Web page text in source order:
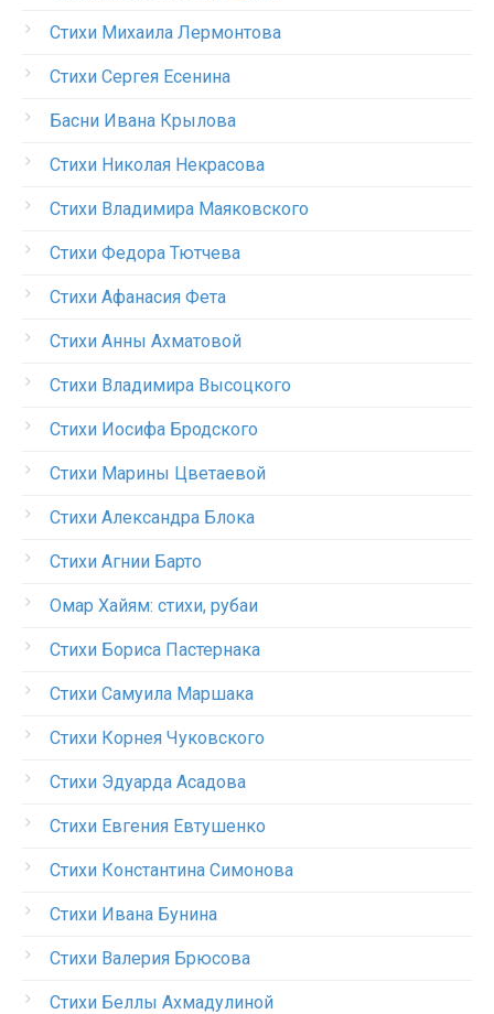
Стихи Михаила Лермонтова
Стихи Сергея Есенина
Басни Ивана Крылова
Стихи Николая Некрасова
Стихи Владимира Маяковского
Стихи Федора Тютчева
Стихи Афанасия Фета
Стихи Анны Ахматовой
Стихи Владимира Высоцкого
Стихи Иосифа Бродского
Стихи Марины Цветаевой
Стихи Александра Блока
Стихи Агнии Барто
Омар Хайям: стихи, рубаи
Стихи Бориса Пастернака
Стихи Самуила Маршака
Стихи Корнея Чуковского
Стихи Эдуарда Асадова
Стихи Евгения Евтушенко
Стихи Константина Симонова
Стихи Ивана Бунина
Стихи Валерия Брюсова
Стихи Беллы Ахмадулиной